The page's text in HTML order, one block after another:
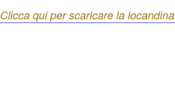
Clicca qui per scaricare la locandina